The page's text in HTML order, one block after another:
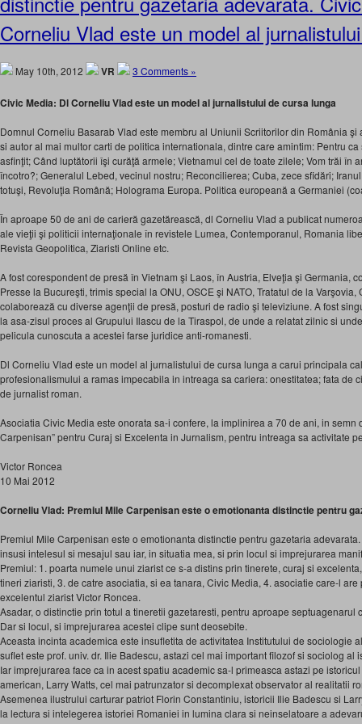
Corneliu Vlad este un model al
May 10th, 2012 VR 3 Comments »
Civic Media: Dl Corneliu Vlad este un model al jurnalistului de cursa lunga
Domnul Corneliu Basarab Vlad este membru al Uniunii Scriitorilor din România
si autor al mai multor carti de politica internationala, dintre care amintim: Pentru
asfinţit; Când luptătorii îşi curăţă armele; Vietnamul cel de toate zilele; Vom trăi în
încotro?; Generalul Lebed, vecinul nostru; Reconcilierea; Cuba, zece sfidări;
totuşi, Revoluţia Română; Holograma Europa. Politica europeană a Germaniei
În aproape 50 de ani de carieră gazetărească, dl Corneliu Vlad a publicat
ale vieţii şi politicii internaţionale în revistele Lumea, Contemporanul, Romania
Revista Geopolitica, Ziaristi Online etc.
A fost corespondent de presă în Vietnam şi Laos, în Austria, Elveţia şi Germania,
Presse la Bucureşti, trimis special la ONU, OSCE şi NATO, Tratatul de la
colaborează cu diverse agenţii de presă, posturi de radio şi televiziune. A fost
la asa-zisul proces al Grupului Ilascu de la Tiraspol, de unde a relatat zilnic si
pelicula cunoscuta a acestei farse juridice anti-romanesti.
Dl Corneliu Vlad este un model al jurnalistului de cursa lunga a carui principala
profesionalismului a ramas impecabila in intreaga sa cariera: onestitatea; fata de
de jurnalist roman.
Asociatia Civic Media este onorata sa-i confere, la implinirea a 70 de ani, in semn
Carpenisan” pentru Curaj si Excelenta in Jurnalism, pentru intreaga sa activitate
Victor Roncea
10 Mai 2012
Corneliu Vlad: Premiul Mile Carpenisan este o emotionanta distinctie pentru
Premiul Mile Carpenisan este o emotionanta distinctie pentru gazetaria
insusi intelesul si mesajul sau iar, in situatia mea, si prin locul si imprejurarea
Premiul: 1. poarta numele unui ziarist ce s-a distins prin tinerete, curaj si
tineri ziaristi, 3. de catre asociatia, si ea tanara, Civic Media, 4. asociatie care-l
excelentul ziarist Victor Roncea.
Asadar, o distinctie prin totul a tineretii gazetaresti, pentru aproape septuagenarul
Dar si locul, si imprejurarea acestei clipe sunt deosebite.
Aceasta incinta academica este insufletita de activitatea Institutului de sociologie
suflet este prof. univ. dr. Ilie Badescu, astazi cel mai important filozof si sociolog al
Iar imprejurarea face ca in acest spatiu academic sa-l primeasca astazi pe
american, Larry Watts, cel mai patrunzator si decomplexat observator al realitatii
Asemenea ilustrului carturar patriot Florin Constantiniu, istoricii Ilie Badescu si
la lectura si intelegerea istoriei Romaniei in lumina clara si neinselatoare a